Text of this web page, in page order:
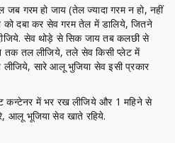
गरम हो जाय (तेल ज्यादा गरम न हो, नहीं
दबा कर सेव गरम तेल में डालिये, जितने
सेव थोड़े से सिक जाय तब कलछी से
तक तल लीजिये, तले सेव किसी प्लेट में
सारे आलू भुजिया सेव इसी प्रकार
कन्टेनर में भर रख लीजिये और 1 महिने से
आलू भूजिया सेव खाते रहिये.